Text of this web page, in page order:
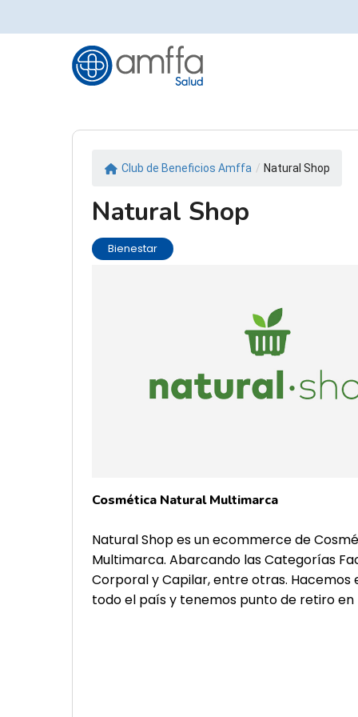
Club de Beneficios Amffa / Natural Shop
Natural Shop
Bienestar
Cosmética Natural Multimarca
Natural Shop es un ecommerce de
Multimarca. Abarcando las Categorías
Corporal y Capilar, entre otras. Hacemos
todo el país y tenemos punto de retiro en